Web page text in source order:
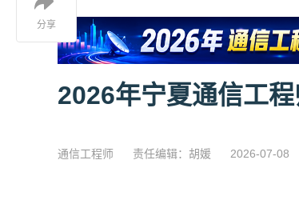
2026年宁夏通信工
通信工程师 责任编辑：胡媛 2026-07-08
分享